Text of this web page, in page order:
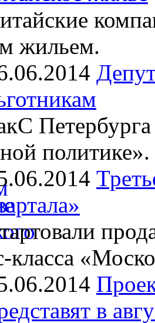
жильем.
политике».
в